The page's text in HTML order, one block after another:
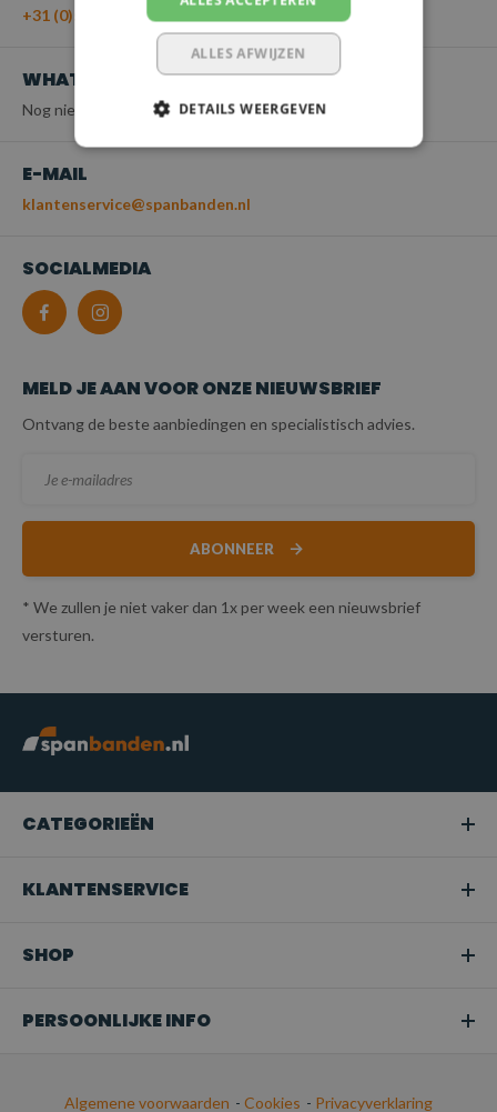
+31 (0)55 - 203 21 43
WHATSAPP
Nog niet beschikbaar
E-MAIL
klantenservice@spanbanden.nl
SOCIALMEDIA
MELD JE AAN VOOR ONZE NIEUWSBRIEF
Ontvang de beste aanbiedingen en specialistisch advies.
ABONNEER
* We zullen je niet vaker dan 1x per week een nieuwsbrief
versturen.
CATEGORIEËN
KLANTENSERVICE
SHOP
PERSOONLIJKE INFO
Algemene voorwaarden - Cookies - Privacyverklaring
ALLES AFWIJZEN
DETAILS WEERGEVEN